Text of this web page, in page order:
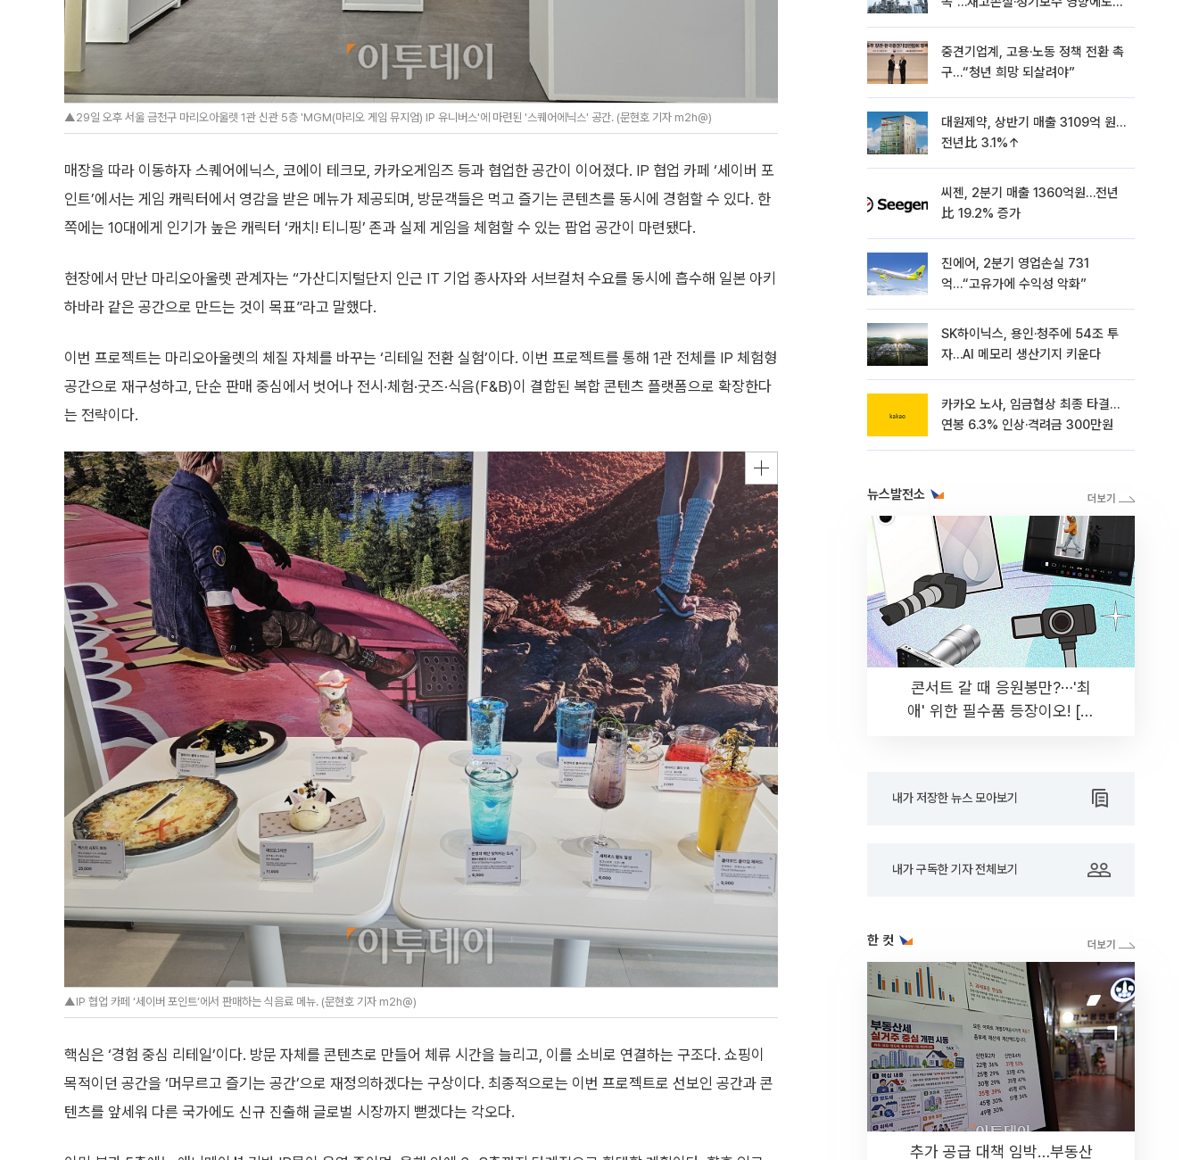
▲29일 오후 서울 금천구 마리오아울렛 1관 신관 5층 'MGM(마리오 게임 뮤지엄) IP 유니버스'에 마련된 '스퀘어에닉스' 공간. (문현호 기자 m2h@)
매장을 따라 이동하자 스퀘어에닉스, 코에이 테크모, 카카오게임즈 등과 협업한 공간이 이어졌다. IP 협업 카페 ‘세이버 포
인트’에서는 게임 캐릭터에서 영감을 받은 메뉴가 제공되며, 방문객들은 먹고 즐기는 콘텐츠를 동시에 경험할 수 있다. 한
쪽에는 10대에게 인기가 높은 캐릭터 ‘캐치! 티니핑’ 존과 실제 게임을 체험할 수 있는 팝업 공간이 마련됐다.
현장에서 만난 마리오아울렛 관계자는 “가산디지털단지 인근 IT 기업 종사자와 서브컬처 수요를 동시에 흡수해 일본 아키
하바라 같은 공간으로 만드는 것이 목표”라고 말했다.
이번 프로젝트는 마리오아울렛의 체질 자체를 바꾸는 ‘리테일 전환 실험’이다. 이번 프로젝트를 통해 1관 전체를 IP 체험형
공간으로 재구성하고, 단순 판매 중심에서 벗어나 전시·체험·굿즈·식음(F&B)이 결합된 복합 콘텐츠 플랫폼으로 확장한다
는 전략이다.
▲IP 협업 카페 ‘세이버 포인트’에서 판매하는 식음료 메뉴. (문현호 기자 m2h@)
핵심은 ‘경험 중심 리테일’이다. 방문 자체를 콘텐츠로 만들어 체류 시간을 늘리고, 이를 소비로 연결하는 구조다. 쇼핑이
목적이던 공간을 ‘머무르고 즐기는 공간’으로 재정의하겠다는 구상이다. 최종적으로는 이번 프로젝트로 선보인 공간과 콘
텐츠를 앞세워 다른 국가에도 신규 진출해 글로벌 시장까지 뻗겠다는 각오다.
중견기업계, 고용·노동 정책 전환 촉
구…“청년 희망 되살려야”
대원제약, 상반기 매출 3109억 원…
전년比 3.1%↑
씨젠, 2분기 매출 1360억원…전년
比 19.2% 증가
진에어, 2분기 영업손실 731
억…“고유가에 수익성 악화”
SK하이닉스, 용인·청주에 54조 투
자…AI 메모리 생산기지 키운다
카카오 노사, 임금협상 최종 타결…
연봉 6.3% 인상·격려금 300만원
뉴스발전소
콘서트 갈 때 응원봉만?⋯'최
애' 위한 필수품 등장이오! [솔
내가 저장한 뉴스 모아보기
내가 구독한 기자 전체보기
한 컷
추가 공급 대책 임박…부동산